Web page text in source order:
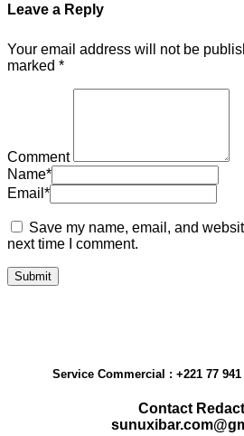
Leave a Reply
Your email address will not be
marked *
Comment
Name*
Email *
Save my name, email, and
next time I comment.
Service Commercial : +221 77 941
Contact